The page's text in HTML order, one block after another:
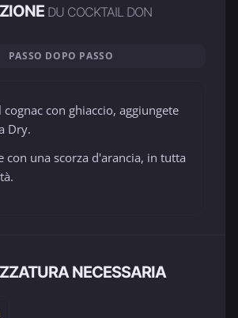
DU COCKTAIL DON
PASSO DOPO PASSO
cognac con ghiaccio, aggiungete
Dry.
con una scorza d'arancia, in tutta
NECESSARIA